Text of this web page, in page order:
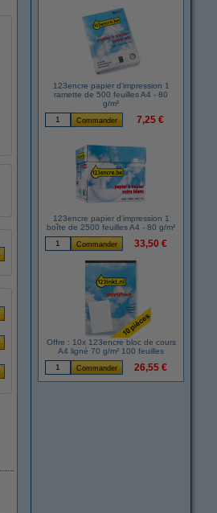
123encre papier d'impression 1
ramette de 500 feuilles A4 - 80
g/m²
7,25 €
123encre papier d'impression 1
boîte de 2500 feuilles A4 - 80 g/m²
33,50 €
Offre : 10x 123encre bloc de cours
A4 ligné 70 g/m² 100 feuilles
26,55 €